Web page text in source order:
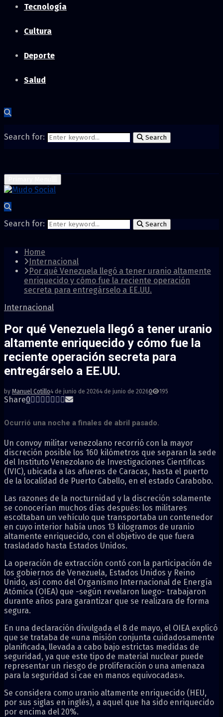
Tecnología
Cultura
Deporte
Salud
Search for: Search
Search for: Search
Home
Internacional
Por qué Venezuela llegó a tener uranio altamente
enriquecido y cómo fue la reciente operación
secreta para entregárselo a EE.UU.
Internacional
Por qué Venezuela llegó a tener uranio
altamente enriquecido y cómo fue la
reciente operación secreta para
entregárselo a EE.UU.
by Manuel Cotillo4 de junio de 20264 de junio de 20260 195
Share0
Ocurrió una noche a finales de abril pasado.
Un convoy militar venezolano recorrió con la mayor
discreción posible los 160 kilómetros que separan la sede
del Instituto Venezolano de Investigaciones Científicas
(IVIC), ubicada a las afueras de Caracas, hasta el puerto
de la localidad de Puerto Cabello, en el estado Carabobo.
Las razones de la nocturnidad y la discreción solamente
se conocerían muchos días después: los militares
escoltaban un vehículo que transportaba un contenedor
en cuyo interior había unos 13 kilogramos de uranio
altamente enriquecido, con el objetivo de que fuera
trasladado hasta Estados Unidos.
La operación de extracción contó con la participación de
los gobiernos de Venezuela, Estados Unidos y Reino
Unido, así como del Organismo Internacional de Energía
Atómica (OIEA) que -según revelaron luego- trabajaron
durante años para garantizar que se realizara de forma
segura.
En una declaración divulgada el 8 de mayo, el OIEA explicó
que se trataba de «una misión conjunta cuidadosamente
planificada, llevada a cabo bajo estrictas medidas de
seguridad, ya que este tipo de material nuclear puede
representar un riesgo de proliferación o una amenaza
para la seguridad si cae en manos equivocadas».
Se considera como uranio altamente enriquecido (HEU,
por sus siglas en inglés), a aquel que ha sido enriquecido
por encima del 20%.